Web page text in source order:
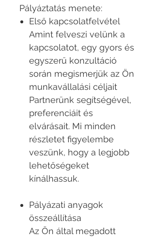
Pályáztatás menete:
Első kapcsolatfelvétel
Amint felveszi velünk a
kapcsolatot, egy gyors és
egyszerű konzultáció
során megismerjük az Ön
munkavállalási céljait
Partnerünk segítségével,
preferenciáit és
elvárásait. Mi minden
részletet figyelembe
veszünk, hogy a legjobb
lehetőségeket
kínálhassuk.
Pályázati anyagok
összeállítása
Az Ön által megadott